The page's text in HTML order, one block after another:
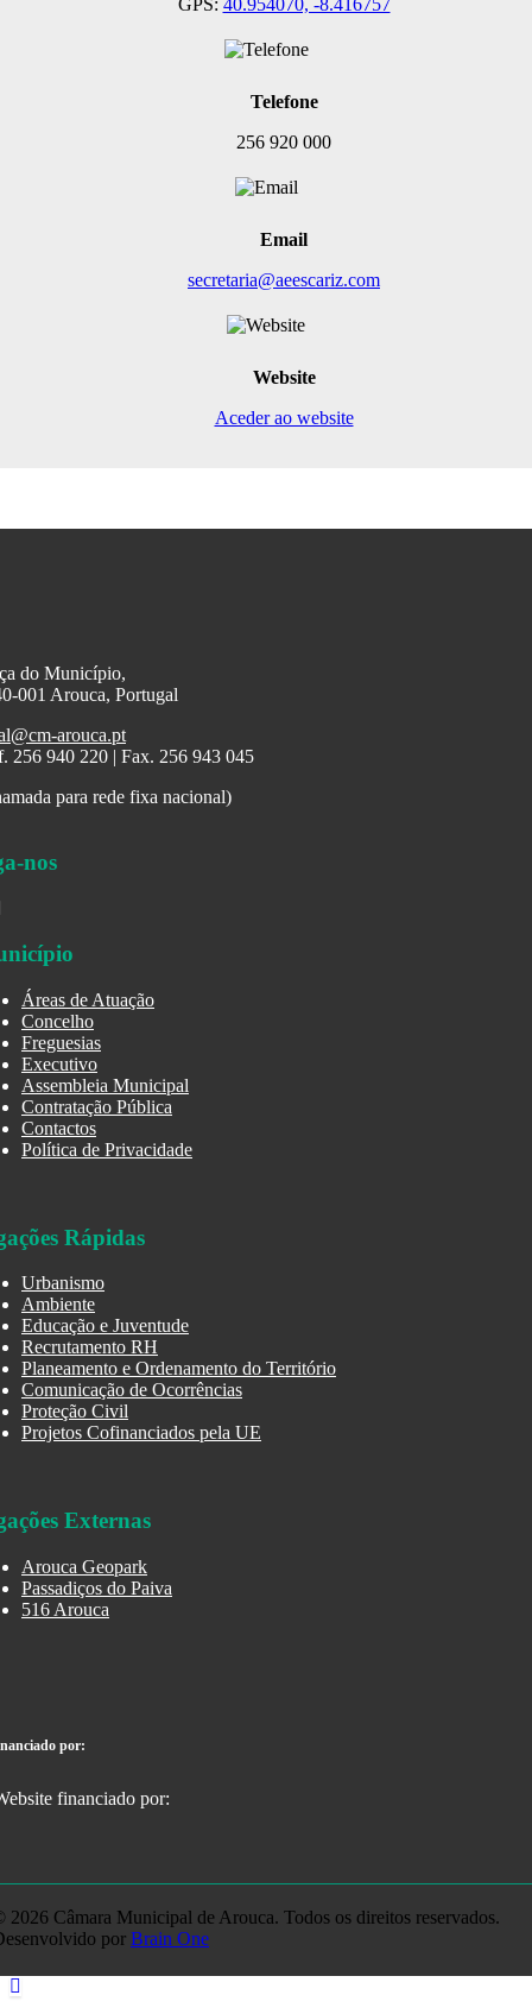
Telefone
256 920 000
Email
secretaria@aeescariz.com
Website
Aceder ao website
do Município,
001 Arouca, Portugal
arouca.pt
256 940 220 | Fax. 256 943 045
para rede fixa nacional)
nos
Áreas de Atuação
Concelho
Freguesias
Executivo
Assembleia Municipal
Contratação Pública
Contactos
Política de Privacidade
Rápidas
Urbanismo
Ambiente
Educação e Juventude
Recrutamento RH
Planeamento e Ordenamento do Território
Comunicação de Ocorrências
Proteção Civil
Projetos Cofinanciados pela UE
Externas
Arouca Geopark
Passadiços do Paiva
516 Arouca
por:
2026 Câmara Municipal de Arouca. Todos os direitos reservados.
por Brain One